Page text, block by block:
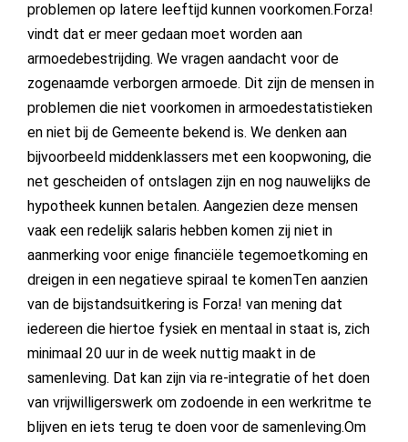
problemen op latere leeftijd kunnen voorkomen.Forza!
vindt dat er meer gedaan moet worden aan
armoedebestrijding. We vragen aandacht voor de
zogenaamde verborgen armoede. Dit zijn de mensen in
problemen die niet voorkomen in armoedestatistieken
en niet bij de Gemeente bekend is. We denken aan
bijvoorbeeld middenklassers met een koopwoning, die
net gescheiden of ontslagen zijn en nog nauwelijks de
hypotheek kunnen betalen. Aangezien deze mensen
vaak een redelijk salaris hebben komen zij niet in
aanmerking voor enige financiële tegemoetkoming en
dreigen in een negatieve spiraal te komenTen aanzien
van de bijstandsuitkering is Forza! van mening dat
iedereen die hiertoe fysiek en mentaal in staat is, zich
minimaal 20 uur in de week nuttig maakt in de
samenleving. Dat kan zijn via re-integratie of het doen
van vrijwilligerswerk om zodoende in een werkritme te
blijven en iets terug te doen voor de samenleving.Om